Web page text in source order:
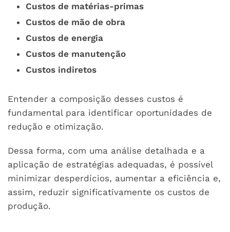
Custos de matérias-primas
Custos de mão de obra
Custos de energia
Custos de manutenção
Custos indiretos
Entender a composição desses custos é
fundamental para identificar oportunidades de
redução e otimização.
Dessa forma, com uma análise detalhada e a
aplicação de estratégias adequadas, é possível
minimizar desperdícios, aumentar a eficiência e,
assim, reduzir significativamente os custos de
produção.